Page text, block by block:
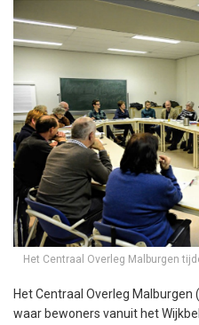
Het Centraal Overleg Malburgen
Het Centraal Overleg Malburgen
waar bewoners vanuit het